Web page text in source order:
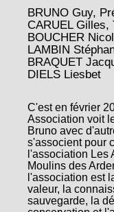
BRUNO Guy,
CARUEL Gilles,
BOUCHER
LAMBIN
BRAQUET
DIELS Liesbet
C'est en février
Association voit
Bruno avec
s'associent pour
l'association Les
Moulins des
l'association est
valeur, la
sauvegarde, la